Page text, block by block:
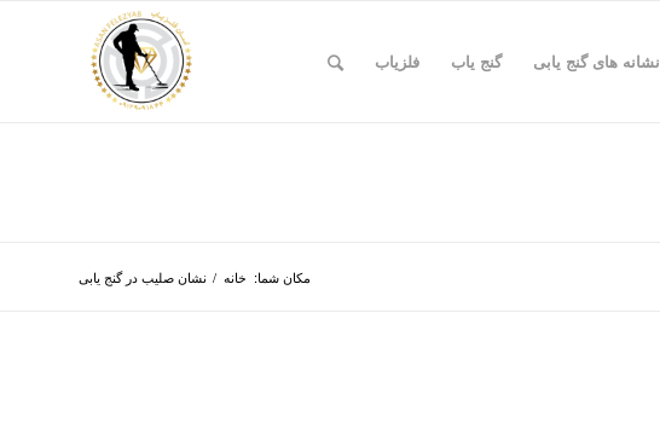
نشانه های گنج یابی گنج یاب فلزیاب
مکان شما: خانه / نشان صلیب در گنج یابی